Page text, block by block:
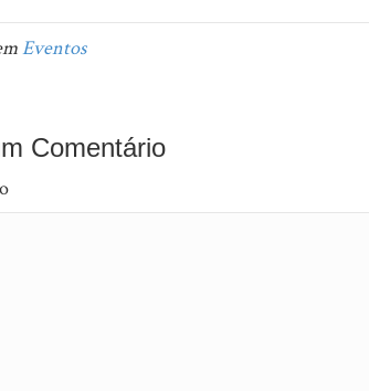
Eventos
Comentário